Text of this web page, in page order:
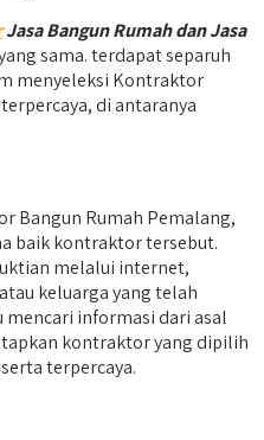
Jasa Bangun Rumah dan Jasa
sama. terdapat separuh
menyeleksi Kontraktor
di antaranya
Bangun Rumah Pemalang,
baik kontraktor tersebut.
melalui internet,
keluarga yang telah
informasi dari asal
kontraktor yang dipilih
terpercaya.